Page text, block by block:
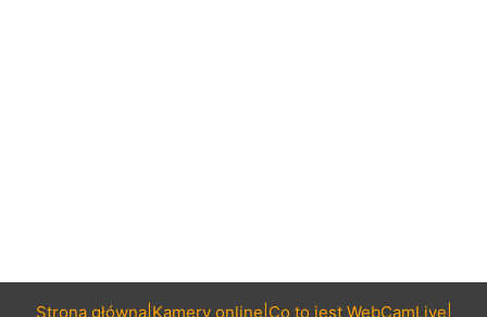
Strona główna Kamery online Co to jest WebCamLive